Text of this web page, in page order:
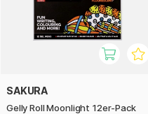
SAKURA
Gelly Roll Moonlight 12er-Pack